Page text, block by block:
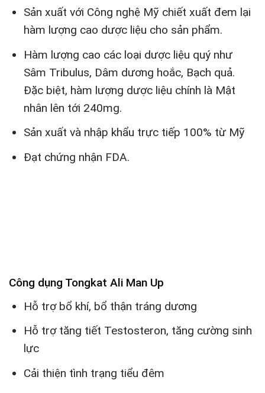
Sản xuất với Công nghệ Mỹ chiết xuất đem lại
hàm lượng cao dược liệu cho sản phẩm.
Hàm lượng cao các loại dược liệu quý như
Sâm Tribulus, Dâm dương hoắc, Bạch quả.
Đặc biệt, hàm lượng dược liệu chính là Mật
nhân lên tới 240mg.
Sản xuất và nhập khẩu trực tiếp 100% từ Mỹ
Đạt chứng nhận FDA.
Công dụng Tongkat Ali Man Up
Hỗ trợ bổ khí, bổ thận tráng dương
Hỗ trợ tăng tiết Testosteron, tăng cường sinh
lực
Cải thiện tình trạng tiểu đêm